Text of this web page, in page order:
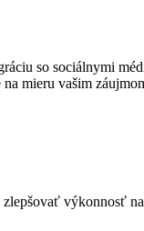
so sociálnymi
mieru vašim
výkonnosť